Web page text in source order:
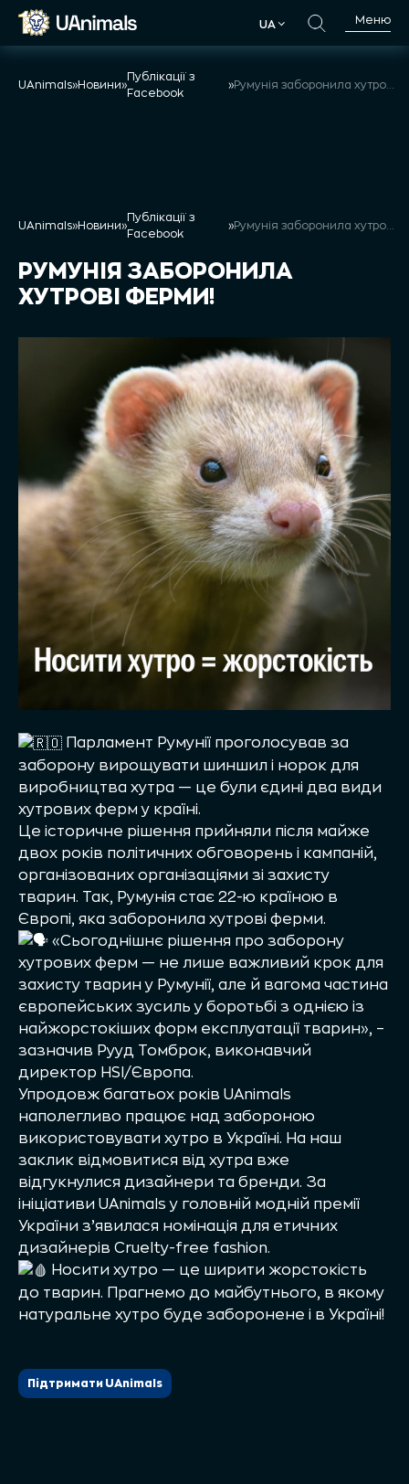
Skip
UA
Меню
UAnimals»Новини»
Публікації з
Facebook
» Румунія заборонила хутрові ферми!
UAnimals»Новини»
Публікації з
Facebook
» Румунія заборонила хутрові ферми!
РУМУНІЯ ЗАБОРОНИЛА
ХУТРОВІ ФЕРМИ!
Парламент Румунії проголосував за
заборону вирощувати шиншил і норок для
виробництва хутра — це були єдині два види
хутрових ферм у країні.
Це історичне рішення прийняли після майже
двох років політичних обговорень і кампаній,
організованих організаціями зі захисту
тварин. Так, Румунія стає 22-ю країною в
Європі, яка заборонила хутрові ферми.
«Сьогоднішнє рішення про заборону
хутрових ферм — не лише важливий крок для
захисту тварин у Румунії, але й вагома частина
європейських зусиль у боротьбі з однією із
найжорстокіших форм експлуатації тварин», –
зазначив Рууд Томброк, виконавчий
директор HSI/Європа.
Упродовж багатьох років UAnimals
наполегливо працює над забороною
використовувати хутро в Україні. На наш
заклик відмовитися від хутра вже
відгукнулися дизайнери та бренди. За
ініціативи UAnimals у головній модній премії
України з’явилася номінація для етичних
дизайнерів Cruelty-free fashion.
Носити хутро — це ширити жорстокість
до тварин. Прагнемо до майбутнього, в якому
натуральне хутро буде заборонене і в Україні!
Підтримати UAnimals